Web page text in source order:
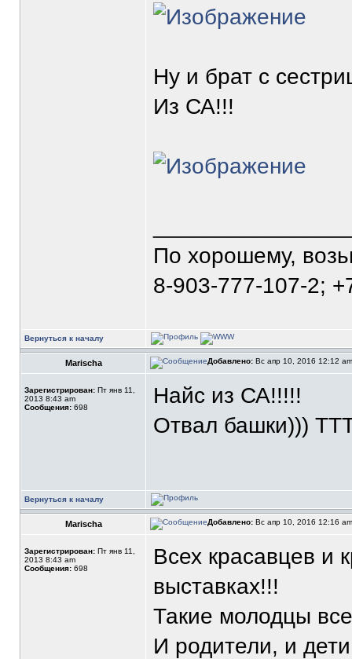
Ну и брат с
Из СА!!!
По хорошему,
8-903-777-107-2;
Вернуться к началу
Marischa Добавлено: Вс апр 10, 2016 12:12
Зарегистрирован: Пт янв 11,
2013 8:43 am
Сообщения: 698
Найс из СА!!!!!
Отвал башки)))
Вернуться к началу
Marischa Добавлено: Вс апр 10, 2016 12:16
Зарегистрирован: Пт янв 11,
2013 8:43 am
Сообщения: 698
Всех красавцев и
выставках!!!
Такие молодцы
И родители, и